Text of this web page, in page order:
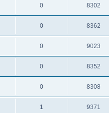
0 8302
0 8362
0 9023
0 8352
0 8308
1 9371